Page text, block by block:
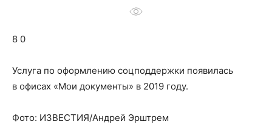
о
нем
8 0
Услуга по оформлению соцподдержки появилась
в офисах «Мои документы» в 2019 году.
Фото: ИЗВЕСТИЯ/Андрей Эрштрем